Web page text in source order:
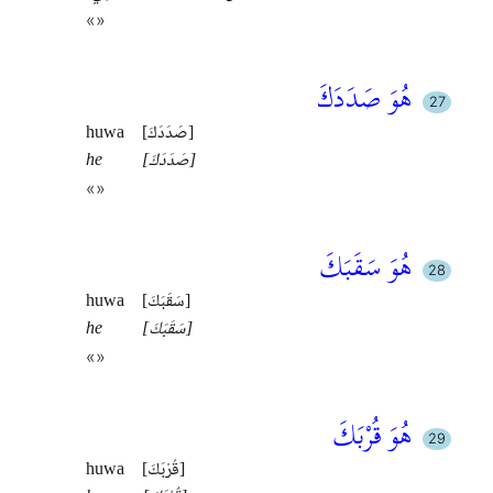
«»
هُوَ صَدَدَكَ
huwa
he
[صَدَدَكَ]
[صَدَدَكَ]
«»
هُوَ سَقَبَكَ
huwa
he
[سَقَبَكَ]
[سَقَبَكَ]
«»
هُوَ قُرْبَكَ
huwa
[قُرْبَكَ]